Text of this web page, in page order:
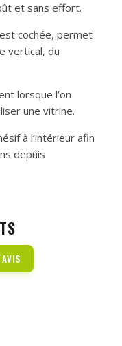
et sans effort.
cochée, permet
vertical, du
lorsque l’on
une vitrine.
à l’intérieur afin
depuis